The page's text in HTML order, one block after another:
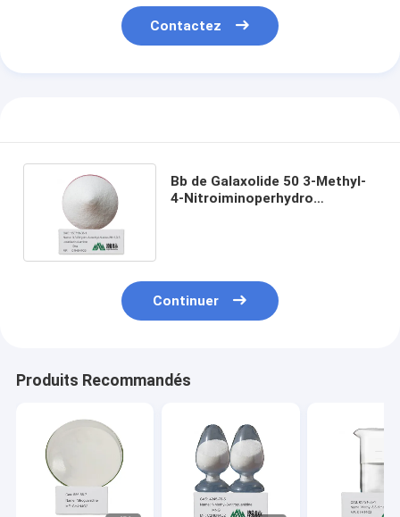
Contactez
Bb de Galaxolide 50 3-Methyl-
4-Nitroiminoperhydro
Continuer
Produits Recommandés